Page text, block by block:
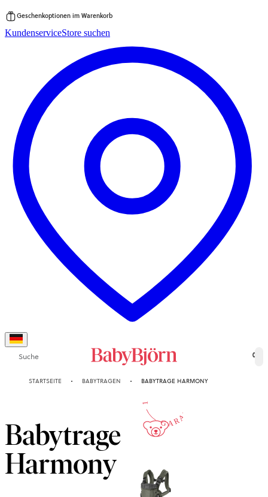
Inhalt
Geschenkoptionen im Warenkorb
KundenserviceStore suchen
Suche 0
STARTSEITE BABYTRAGEN BABYTRAGE HARMONY
Babytrage
Harmony
10-JAHRE
GARANTIE